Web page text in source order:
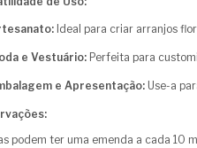
Ideal para criar arranjos
e Vestuário: Perfeita para
e Apresentação: Use-a
podem ter uma emenda a cada 10